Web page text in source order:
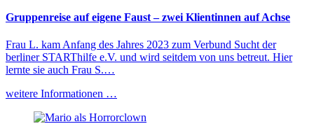
Gruppenreise auf eigene Faust – zwei Klientinnen auf Achse
Frau L. kam Anfang des Jahres 2023 zum Verbund Sucht der
berliner STARThilfe e.V. und wird seitdem von uns betreut. Hier
lernte sie auch Frau S.…
weitere Informationen …